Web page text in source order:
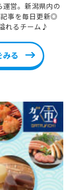
営。新潟県内の
事を毎日更新◎
れるチーム♪
みる